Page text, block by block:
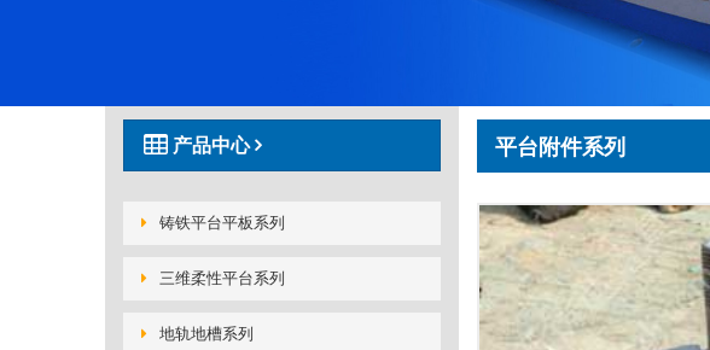
产品中心
铸铁平台平板系列
三维柔性平台系列
地轨地槽系列
平台附件系列